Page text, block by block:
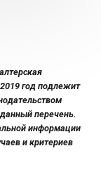
год подлежит
перечень.
информации
и критериев